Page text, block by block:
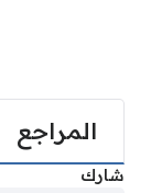
المراجع
شارك